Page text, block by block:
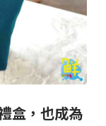
盒，也成為